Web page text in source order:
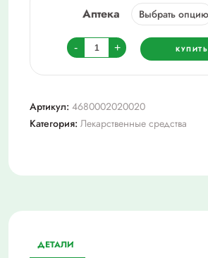
Аптека
-
Количество
товара
Долфин
во
оторинолар.
дет.
+ КУПИТЬ
Артикул: 4680002020020
Категория: Лекарственные средства
ДЕТАЛИ